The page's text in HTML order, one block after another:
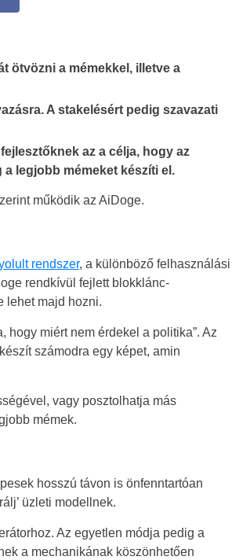
ötvözni a mémekkel, illetve a
A stakelésért pedig szavazati
az a célja, hogy az
legjobb mémeket készíti el.
működik az AiDoge.
rendszer, a különböző felhasználási
rendkívül fejlett blokklánc-
lehet majd hozni.
hogy miért nem érdekel a politika”. Az
számodra egy képet, amin
vagy posztolhatja más
mémek.
hosszú távon is önfenntartóan
üzleti modellnek.
Az egyetlen módja pedig a
a mechanikának köszönhetően